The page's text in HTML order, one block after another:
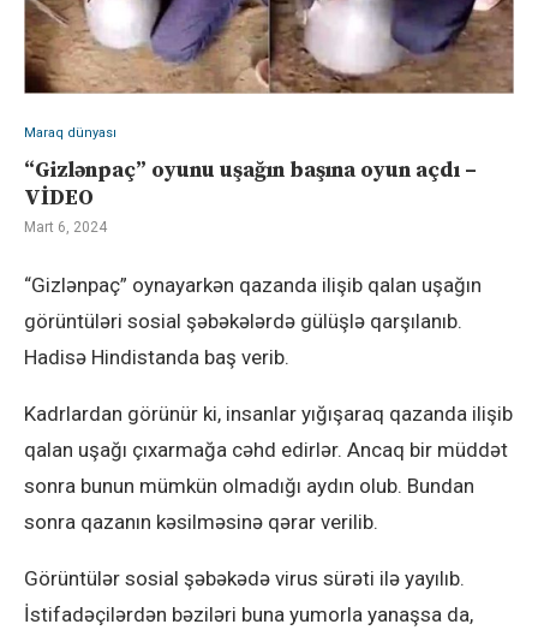
Maraq dünyası
“Gizlənpaç” oyunu uşağın başına oyun açdı –
VİDEO
Mart 6, 2024
“Gizlənpaç” oynayarkən qazanda ilişib qalan uşağın
görüntüləri sosial şəbəkələrdə gülüşlə qarşılanıb.
Hadisə Hindistanda baş verib.
Kadrlardan görünür ki, insanlar yığışaraq qazanda ilişib
qalan uşağı çıxarmağa cəhd edirlər. Ancaq bir müddət
sonra bunun mümkün olmadığı aydın olub. Bundan
sonra qazanın kəsilməsinə qərar verilib.
Görüntülər sosial şəbəkədə virus sürəti ilə yayılıb.
İstifadəçilərdən bəziləri buna yumorla yanaşsa da,